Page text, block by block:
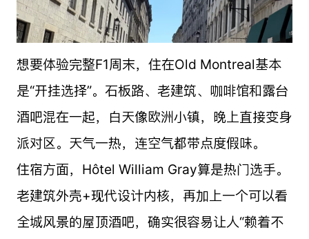
想要体验完整F1周末，住在Old Montreal基本
是“开挂选择”。石板路、老建筑、咖啡馆和露台
酒吧混在一起，白天像欧洲小镇，晚上直接变身
派对区。天气一热，连空气都带点度假味。
住宿方面，Hôtel William Gray算是热门选手。
老建筑外壳+现代设计内核，再加上一个可以看
全城风景的屋顶酒吧，确实很容易让人“赖着不